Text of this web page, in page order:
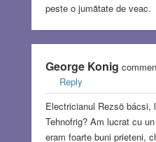
peste o jumătate de veac.
George Konig
Reply
Electricianul Rezsö bácsi,
Tehnofrig? Am lucrat cu
eram foarte buni prieteni,